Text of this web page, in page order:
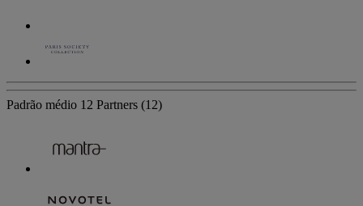
Padrão médio 12 Partners (12)